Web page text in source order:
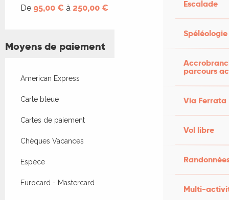
Escalade
Spéléologie
parcours
Via Ferrata
Vol libre
Multi-
De 95,00 € à 250,00 €
Moyens de paiement
American Express
Carte bleue
Cartes de paiement
Chèques Vacances
Espèce
Eurocard - Mastercard